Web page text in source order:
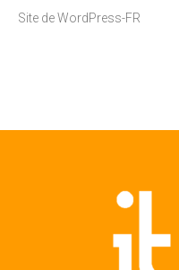
Site de WordPress-FR